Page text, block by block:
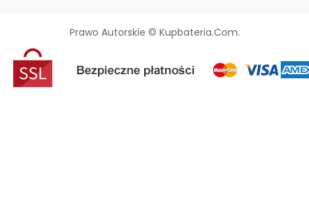
Prawo Autorskie © Kupbateria.com.